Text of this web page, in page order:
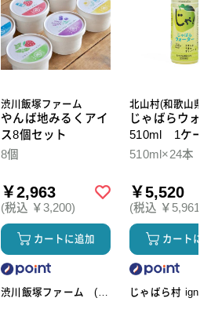
渋川飯塚ファーム
やんば地みるくアイ
ス8個セット
8個
￥2,963
(税込 ￥3,200)
カートに追加
渋川飯塚ファーム (ア
北山村(和歌山県)
じゃばらウォ
510ml 1ケー
本入
510ml×24本
￥5,520
(税込 ￥5,961)
カートに
じゃばら村